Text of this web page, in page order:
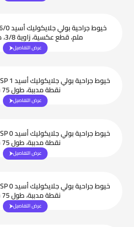
ملم، قطع عكسية، زاوية 3/8، طول 75 سم
عرض التفاصيل
نقطة مدببة، طول 75 سم
عرض التفاصيل
نقطة مدببة، طول 75 سم
عرض التفاصيل
نقطة مدببة، طول 75 سم
عرض التفاصيل